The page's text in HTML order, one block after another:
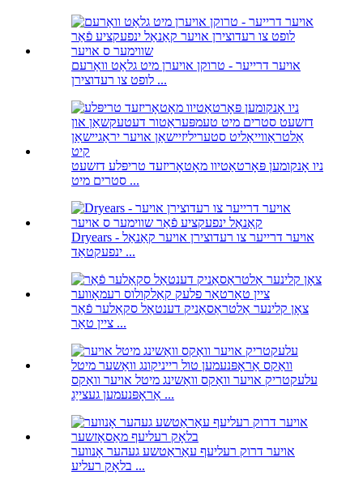
אויער דרייער - טרוקן אויערן מיט גלאַט וואַרעם
לופט צו רעדוצירן ...
ניו אָנקומען פּאָרטאַטיוו מאָטאָריזעד טריפּלע דזשעט
סטרים מיט ...
Dryears - אויער דרייער צו רעדוצירן אויער קאַנאַל
ינפעקטאַד ...
צאָן קלינער אַלטראַסאַניק דענטאַל סקאַלער פֿאַר
ציין טאַר ...
עלעקטריק אויער וואַקס וואַשינג מיטל אויער וואַקס
אַראָפּנעמען געצייַג ...
אויער דרוק רעליעף עאַראַטשע געהער אָנווער
בלאָק רעליע ...